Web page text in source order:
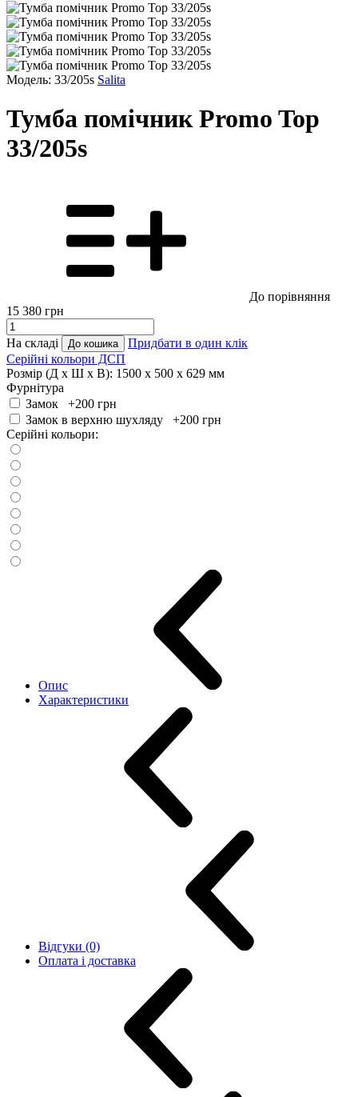
Модель: 33/205s Salita
Тумба помічник Promo Top
33/205s
До порівняння
15 380 грн
На складі До кошика
Придбати в один клік
Серійні кольори ДСП
Розмір (Д x Ш x В): 1500 x 500 x 629 мм
Фурнітура
Замок +200 грн
Замок в верхню шухляду +200 грн
Серійні кольори:
Опис
Характеристики
Відгуки (0)
Оплата і доставка